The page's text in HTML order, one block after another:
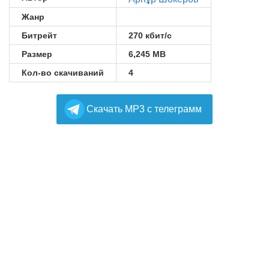
Жанр
Битрейт
270 кбит/с
Размер
6,245 MB
Кол-во скачиваний
4
Cкачать MP3 с телеграмм